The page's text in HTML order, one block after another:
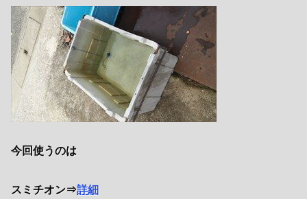
今回使うのは
スミチオン⇒詳細